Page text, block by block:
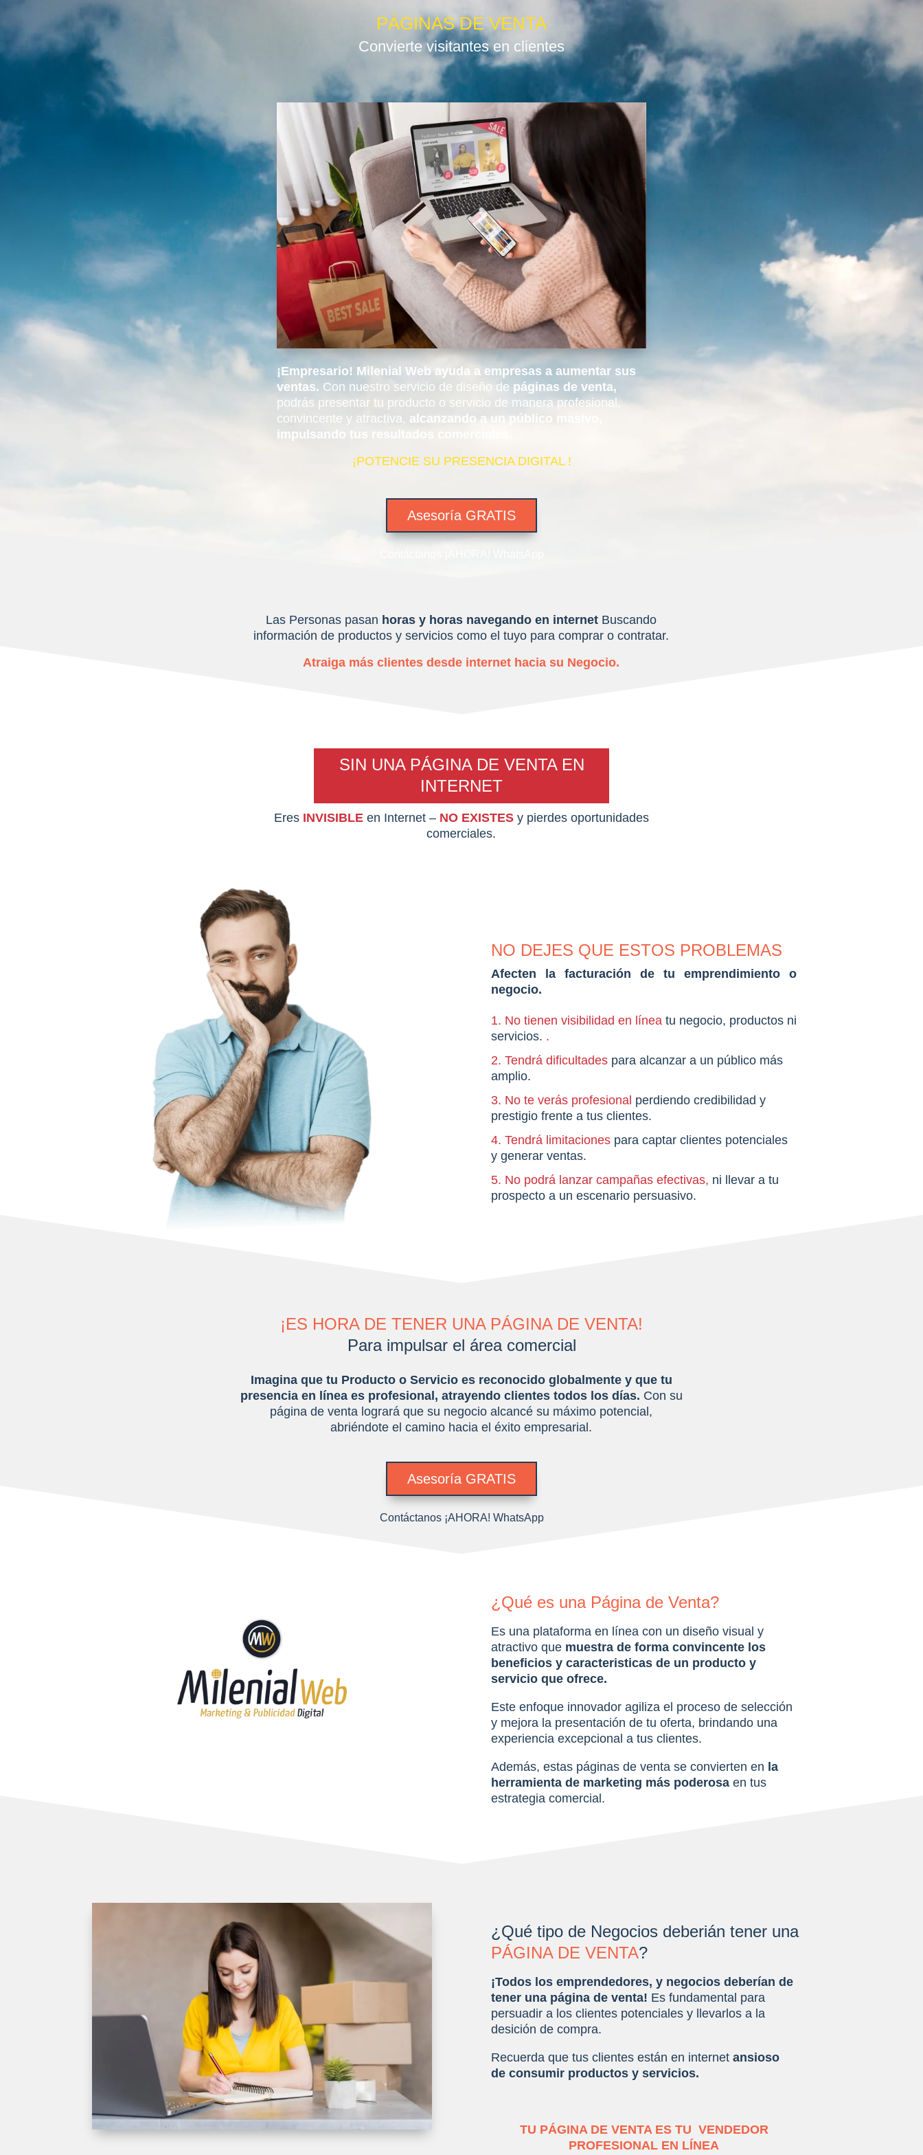
PÁGINAS DE VENTA
Convierte visitantes en clientes
¡Empresario! Milenial Web ayuda a empresas a aumentar sus
ventas. Con nuestro servicio de diseño de páginas de venta,
podrás presentar tu producto o servicio de manera profesional,
convincente y atractiva, alcanzando a un público masivo,
impulsando tus resultados comerciales.
¡POTENCIE SU PRESENCIA DIGITAL !
Asesoría GRATIS
Las Personas pasan horas y horas navegando en internet Buscando
información de productos y servicios como el tuyo para comprar o contratar.
Atraiga más clientes desde internet hacia su Negocio.
SIN UNA PÁGINA DE VENTA EN
INTERNET
Eres INVISIBLEen Internet – NO EXISTESy pierdes oportunidades
comerciales.
NO DEJES QUE ESTOS PROBLEMAS
Afecten la facturación de tu emprendimiento o
negocio.
1. No tienen visibilidad en líneatu negocio, productos ni
servicios. .
2. Tendrá dificultades para alcanzar a un público más
amplio.
3. No te verás profesional perdiendo credibilidad y
prestigio frente a tus clientes.
4. Tendrá limitaciones para captar clientes potenciales
y generar ventas.
5. No podrá lanzar campañas efectivas, ni llevar a tu
prospecto a un escenario persuasivo.
¡ES HORA DE TENER UNA PÁGINA DE VENTA!
Para impulsar el área comercial
Imagina que tu Producto o Servicio es reconocido globalmente y que tu
presencia en línea es profesional, atrayendo clientes todos los días. Con su
página de venta logrará que su negocio alcancé su máximo potencial,
abriéndote el camino hacia el éxito empresarial.
Asesoría GRATIS
Contáctanos ¡AHORA! WhatsApp
¿Qué es una Página de Venta?
Es una plataforma en línea con un diseño visual y
atractivo que muestra de forma convincente los
beneficios y caracteristicas de un producto y
servicio que ofrece.
Este enfoque innovador agiliza el proceso de selección
y mejora la presentación de tu oferta, brindando una
experiencia excepcional a tus clientes.
Además, estas páginas de venta se convierten en la
herramienta de marketing más poderosa en tus
estrategia comercial.
¿Qué tipo de Negocios deberián tener una
PÁGINA DE VENTA?
¡Todos los emprendedores, y negocios deberían de
tener una página de venta! Es fundamental para
persuadir a los clientes potenciales y llevarlos a la
desición de compra.
Recuerda que tus clientes están en internet ansioso
de consumir productos y servicios.
TU PÁGINA DE VENTA ES TU VENDEDOR
PROFESIONAL EN LÍNEA